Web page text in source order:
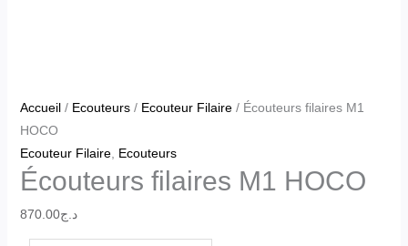
Accueil/ Ecouteurs/ Ecouteur Filaire/ Écouteurs filaires M1
HOCO
Ecouteur Filaire, Ecouteurs
Écouteurs filaires M1 HOCO
د.ج870.00